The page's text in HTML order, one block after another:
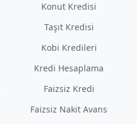
Konut Kredisi
Taşıt Kredisi
Kobi Kredileri
Kredi Hesaplama
Faizsiz Kredi
Faizsiz Nakit Avans